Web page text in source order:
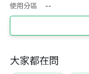
使用分區
--
大家都在問